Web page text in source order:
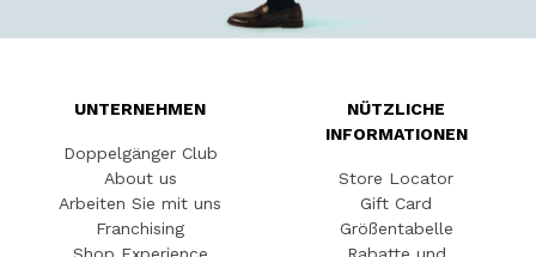
UNTERNEHMEN
Doppelgänger Club
About us
Arbeiten Sie mit uns
Franchising
NÜTZLICHE
INFORMATIONEN
Store Locator
Gift Card
Größentabelle